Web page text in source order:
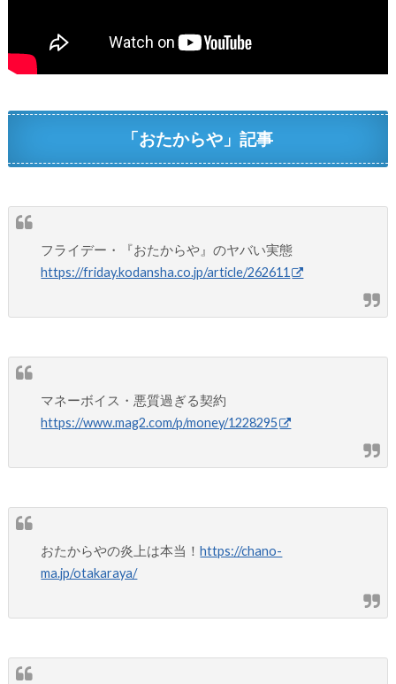
「おたからや」記事
フライデー・『おたからや』のヤバい実態
https://friday.kodansha.co.jp/article/262611
マネーボイス・悪質過ぎる契約
https://www.mag2.com/p/money/1228295
おたからやの炎上は本当！https://chano-
ma.jp/otakaraya/